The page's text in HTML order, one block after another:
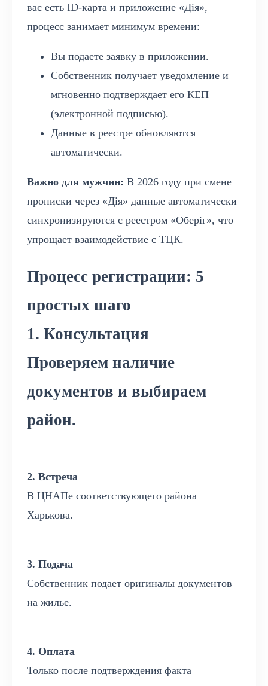
вас есть ID-карта и приложение «Дія»,
процесс занимает минимум времени:
Вы подаете заявку в приложении.
Собственник получает уведомление и
мгновенно подтверждает его КЕП
(электронной подписью).
Данные в реестре обновляются
автоматически.
Важно для мужчин: В 2026 году при смене
прописки через «Дія» данные автоматически
синхронизируются с реестром «Оберіг», что
упрощает взаимодействие с ТЦК.
Процесс регистрации: 5
простых шаго
1. Консультация
Проверяем наличие
документов и выбираем
район.
2. Встреча
В ЦНАПе соответствующего района
Харькова.
3. Подача
Собственник подает оригиналы документов
на жилье.
4. Оплата
Только после подтверждения факта